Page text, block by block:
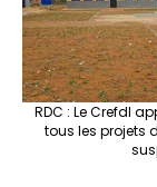
RDC : Le Crefdl
tous les projets